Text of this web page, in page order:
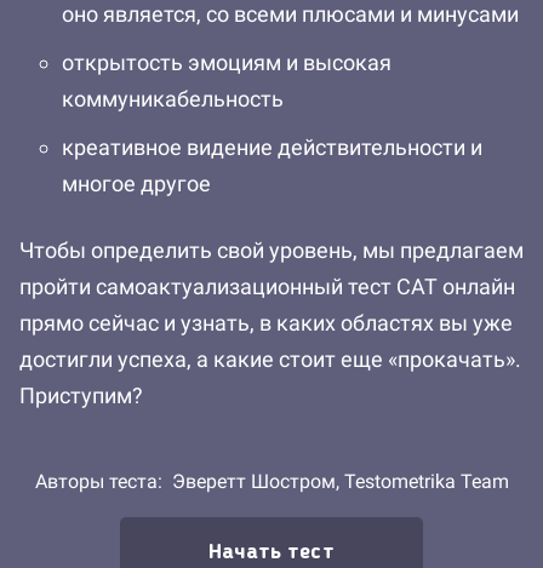
оно является, со всеми плюсами и минусами
открытость эмоциям и высокая
коммуникабельность
креативное видение действительности и
многое другое
Чтобы определить свой уровень, мы предлагаем
пройти самоактуализационный тест САТ онлайн
прямо сейчас и узнать, в каких областях вы уже
достигли успеха, а какие стоит еще «прокачать».
Приступим?
Авторы теста: Эверетт Шостром, Testometrika Team
Начать тест